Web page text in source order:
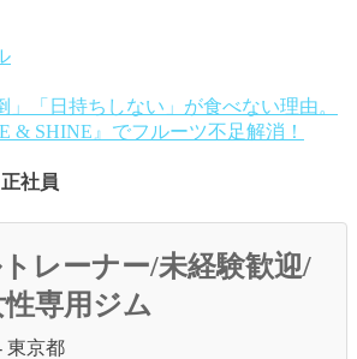
」「日持ちしない」が食べない理由。
& SHINE』でフルーツ不足解消！
社員
レーナー/未経験歓迎/
専用ジム
東京都